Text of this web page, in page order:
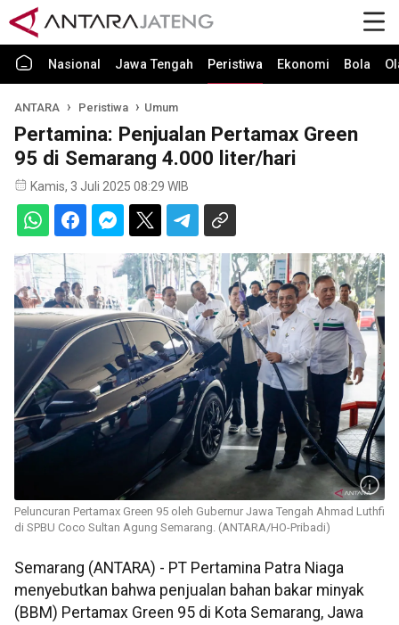
Nasional Jawa Tengah Peristiwa Ekonomi Bola
ANTARA Peristiwa Umum
Pertamina: Penjualan Pertamax Green
95 di Semarang 4.000 liter/hari
Kamis, 3 Juli 2025 08:29 WIB
Peluncuran Pertamax Green 95 oleh Gubernur Jawa Tengah Ahmad Luthfi
di SPBU Coco Sultan Agung Semarang. (ANTARA/HO-Pribadi)
Semarang (ANTARA) - PT Pertamina Patra Niaga
menyebutkan bahwa penjualan bahan bakar minyak
(BBM) Pertamax Green 95 di Kota Semarang, Jawa